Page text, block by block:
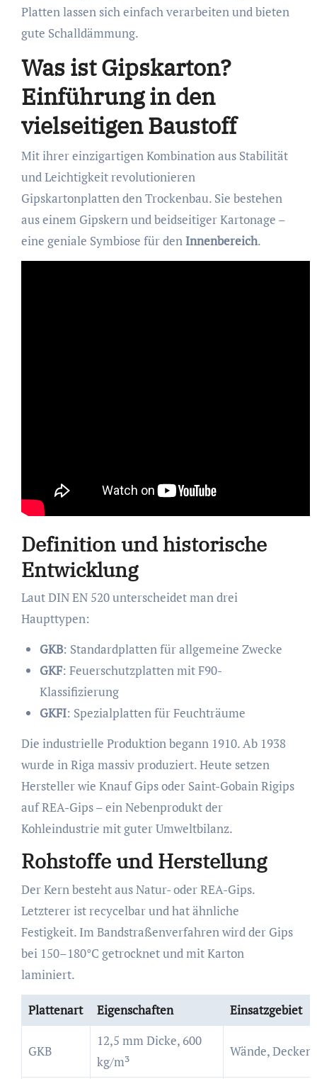
Platten lassen sich einfach verarbeiten und bieten
gute Schalldämmung.
Was ist Gipskarton?
Einführung in den
vielseitigen Baustoff
Mit ihrer einzigartigen Kombination aus Stabilität
und Leichtigkeit revolutionieren
Gipskartonplatten den Trockenbau. Sie bestehen
aus einem Gipskern und beidseitiger Kartonage –
eine geniale Symbiose für denInnenbereich.
Definition und historische
Entwicklung
Laut DIN EN 520 unterscheidet man drei
Haupttypen:
GKB: Standardplatten für allgemeine Zwecke
GKF: Feuerschutzplatten mit F90-
Klassifizierung
GKFI: Spezialplatten für Feuchträume
Die industrielle Produktion begann 1910. Ab 1938
wurde in Riga massiv produziert. Heute setzen
Hersteller wie Knauf Gips oder Saint-Gobain Rigips
auf REA-Gips – ein Nebenprodukt der
Kohleindustrie mit guter Umweltbilanz.
Rohstoffe und Herstellung
Der Kern besteht aus Natur- oder REA-Gips.
Letzterer ist recycelbar und hat ähnliche
Festigkeit. Im Bandstraßenverfahren wird der Gips
bei 150–180°C getrocknet und mit Karton
laminiert.
Plattenart Eigenschaften Einsatzgebiet
GKB
12,5 mm Dicke, 600
kg/m³
Wände, Decken